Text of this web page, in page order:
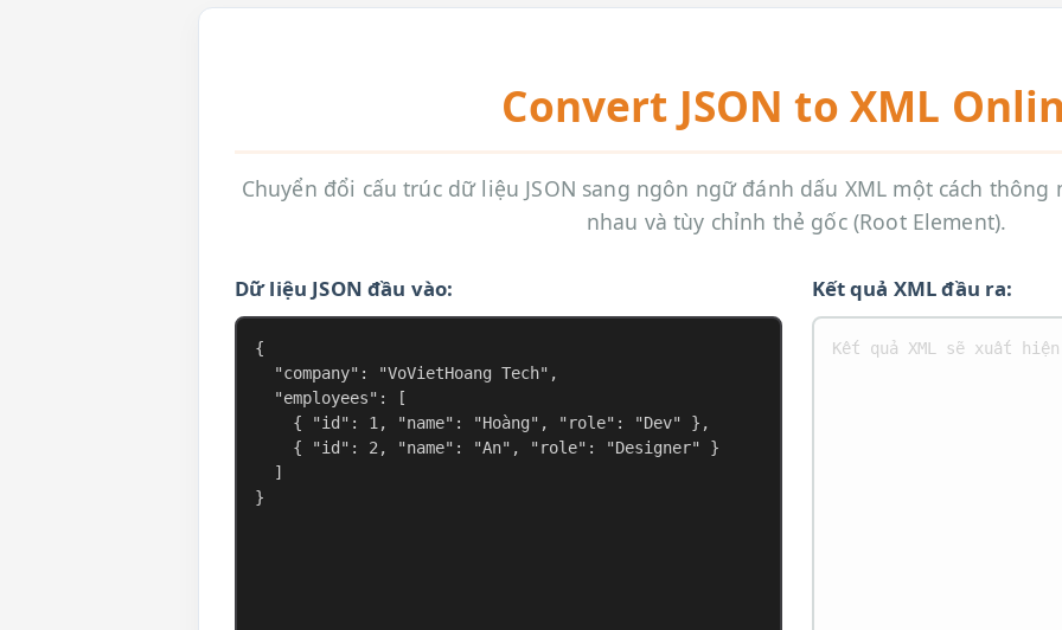
Convert JSON to XML
Chuyển đổi cấu trúc dữ liệu JSON sang ngôn ngữ đánh dấu XML một cách
nhau và tùy chỉnh thẻ gốc (Root Element).
Dữ liệu JSON đầu vào: Kết quả XML đầu ra: